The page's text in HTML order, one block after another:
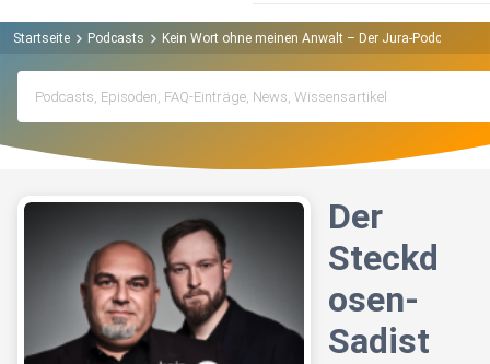
Startseite Podcasts Kein Wort ohne meinen Anwalt – Der Jura-Podcast
Der
Steckd
osen-
Sadist